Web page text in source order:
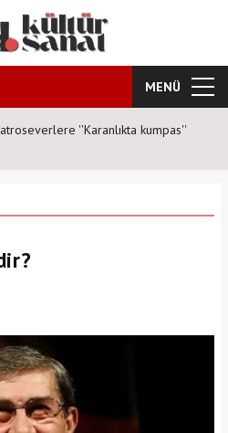
MENÜ
''Karanlıkta kumpas''